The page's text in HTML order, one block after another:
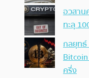
อวสาน
ทะลุ
กลยุทธ์
ครึ่ง